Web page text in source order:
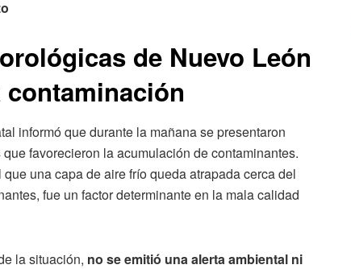
de Nuevo León
informó que durante la mañana se presentaron
que favorecieron la acumulación de contaminantes.
que una capa de aire frío queda atrapada cerca del
fue un factor determinante en la mala calidad
la situación, no se emitió una alerta ambiental ni